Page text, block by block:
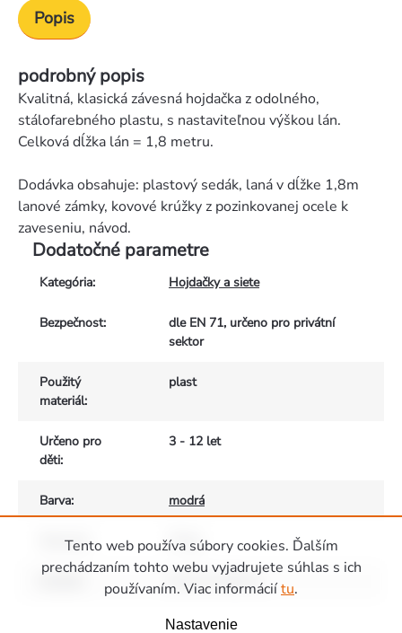
Tento web používa súbory cookies. Ďalším
prechádzaním tohto webu vyjadrujete súhlas s ich
používaním. Viac informáciítu.
Nastavenie
Popis
podrobný popis
Kvalitná, klasická závesná hojdačka z odolného,
stálofarebného plastu, s nastaviteľnou výškou lán.
Celková dĺžka lán = 1,8 metru.
Dodávka obsahuje: plastový sedák, laná v dĺžke 1,8m
lanové zámky, kovové krúžky z pozinkovanej ocele k
zaveseniu, návod.
Dodatočné parametre
Kategória: Hojdačky a siete
Bezpečnost:
dle EN 71, určeno pro privátní
sektor
Použitý
materiál:
plast
Určeno pro
děti:
3 - 12 let
Barva: modrá
Nosnost: 70 kg
44 x 17 x 8,5 cm